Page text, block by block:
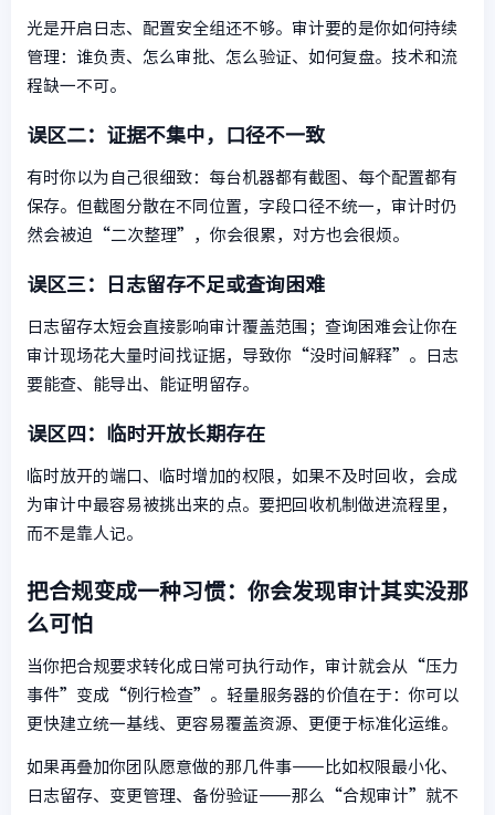
光是开启日志、配置安全组还不够。审计要的是你如何持续
管理：谁负责、怎么审批、怎么验证、如何复盘。技术和流
程缺一不可。
误区二：证据不集中，口径不一致
有时你以为自己很细致：每台机器都有截图、每个配置都有
保存。但截图分散在不同位置，字段口径不统一，审计时仍
然会被迫“二次整理”，你会很累，对方也会很烦。
误区三：日志留存不足或查询困难
日志留存太短会直接影响审计覆盖范围；查询困难会让你在
审计现场花大量时间找证据，导致你“没时间解释”。日志
要能查、能导出、能证明留存。
误区四：临时开放长期存在
临时放开的端口、临时增加的权限，如果不及时回收，会成
为审计中最容易被挑出来的点。要把回收机制做进流程里，
而不是靠人记。
把合规变成一种习惯：你会发现审计其实没那
么可怕
当你把合规要求转化成日常可执行动作，审计就会从“压力
事件”变成“例行检查”。轻量服务器的价值在于：你可以
更快建立统一基线、更容易覆盖资源、更便于标准化运维。
如果再叠加你团队愿意做的那几件事——比如权限最小化、
日志留存、变更管理、备份验证——那么“合规审计”就不